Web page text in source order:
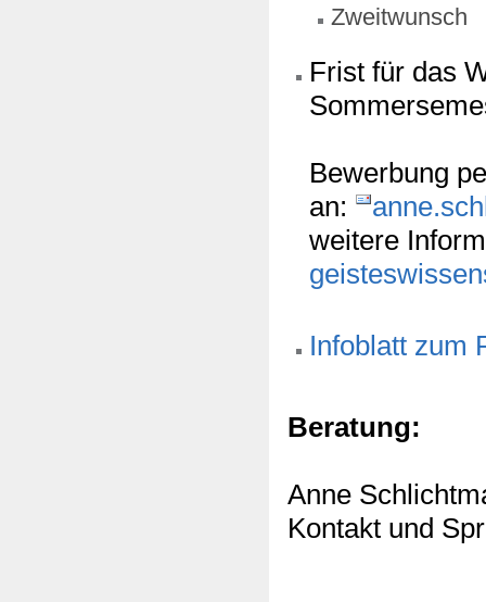
Zweitwunsch
Frist für das
Bewerbung
an:
weitere
Infoblatt zum
Beratung:
Anne
Kontakt und